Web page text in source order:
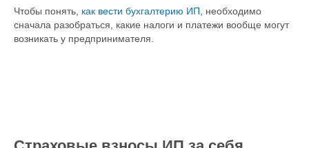
Чтобы понять, как вести бухгалтерию ИП, необходимо
сначала разобраться, какие налоги и платежи вообще могут
возникать у предпринимателя.